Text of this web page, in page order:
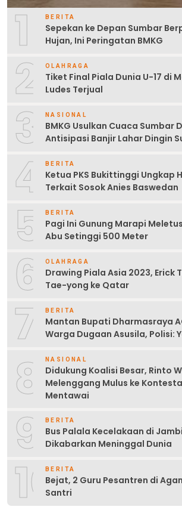
1 BERITA
Sepekan ke Depan Sumbar
Hujan, Ini Peringatan BMKG
2 OLAHRAGA
Tiket Final Piala Dunia U-17 di
Ludes Terjual
3 NASIONAL
BMKG Usulkan Cuaca Sumbar
Antisipasi Banjir Lahar Dingin
4 BERITA
Ketua PKS Bukittinggi Ungkap
Terkait Sosok Anies Baswedan
5 BERITA
Pagi Ini Gunung Marapi
Abu Setinggi 500 Meter
6 OLAHRAGA
Drawing Piala Asia 2023, Erick
Tae-yong ke Qatar
7 BERITA
Mantan Bupati Dharmasraya
Warga Dugaan Asusila, Polisi:
8 NASIONAL
Didukung Koalisi Besar, Rinto
Melenggang Mulus ke
Mentawai
9 BERITA
Bus Palala Kecelakaan di
Dikabarkan Meninggal Dunia
10BERITA
Bejat, 2 Guru Pesantren di
Santri